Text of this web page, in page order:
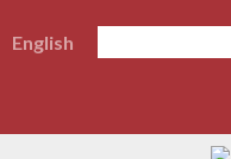
English